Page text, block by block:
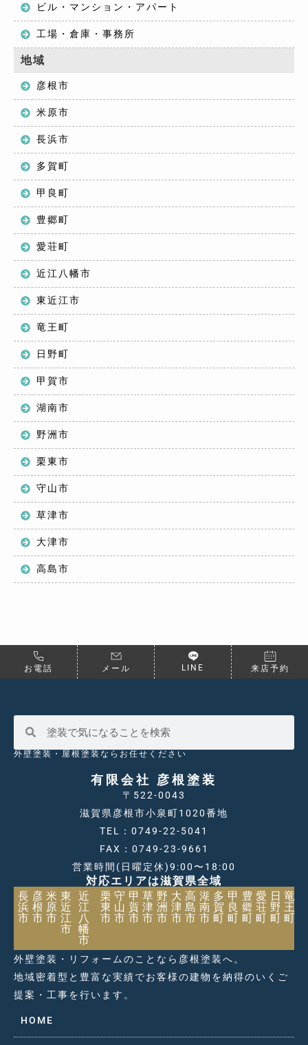
ビル・マンション・アパート
工場・倉庫・事務所
地域
彦根市
米原市
長浜市
多賀町
甲良町
豊郷町
愛荘町
近江八幡市
東近江市
竜王町
日野町
甲賀市
湖南市
野洲市
栗東市
守山市
草津市
大津市
高島市
お電話 メール LINE 来店予約
外壁塗装・屋根塗装ならお任せください
有限会社 彦根塗装
〒522-0043
滋賀県彦根市小泉町1020番地
TEL：0749-22-5041
FAX：0749-23-9661
営業時間(日曜定休)9:00〜18:00
対応エリアは滋賀県全域
長
浜
市
彦
根
市
米
原
市
東
近
江
市
近
江
八
幡
市
栗
東
市
守
山
市
甲
賀
市
草
津
市
野
洲
市
大
津
市
高
島
市
湖
南
市
多
賀
町
甲
良
町
豊
郷
町
愛
荘
町
日
野
町
竜
王
町
外壁塗装・リフォームのことなら彦根塗装へ。
地域密着型と豊富な実績でお客様の建物を納得のいくご
提案・工事を行います。
HOME